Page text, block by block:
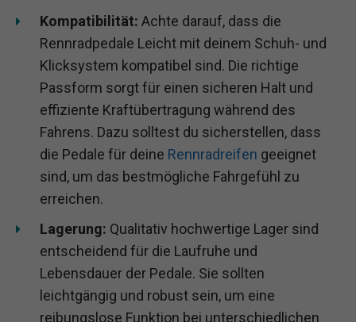
Kompatibilität: Achte darauf, dass die
Rennradpedale Leicht mit deinem Schuh- und
Klicksystem kompatibel sind. Die richtige
Passform sorgt für einen sicheren Halt und
effiziente Kraftübertragung während des
Fahrens. Dazu solltest du sicherstellen, dass
die Pedale für deine Rennradreifen geeignet
sind, um das bestmögliche Fahrgefühl zu
erreichen.
Lagerung: Qualitativ hochwertige Lager sind
entscheidend für die Laufruhe und
Lebensdauer der Pedale. Sie sollten
leichtgängig und robust sein, um eine
reibungslose Funktion bei unterschiedlichen